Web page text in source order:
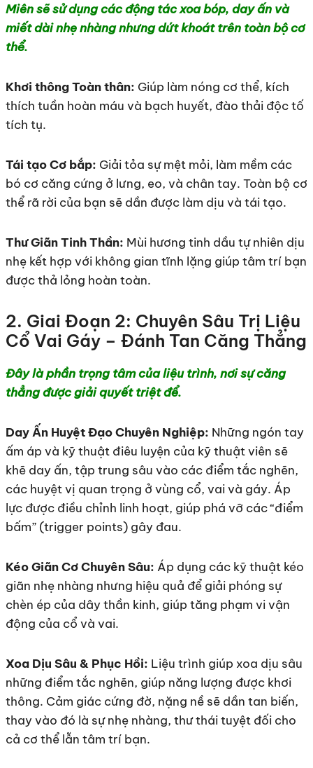
Miên sẽ sử dụng các động tác xoa bóp, day ấn và
miết dài nhẹ nhàng nhưng dứt khoát trên toàn bộ cơ
thể.
Khơi thông Toàn thân: Giúp làm nóng cơ thể, kích
thích tuần hoàn máu và bạch huyết, đào thải độc tố
tích tụ.
Tái tạo Cơ bắp: Giải tỏa sự mệt mỏi, làm mềm các
bó cơ căng cứng ở lưng, eo, và chân tay. Toàn bộ cơ
thể rã rời của bạn sẽ dần được làm dịu và tái tạo.
Thư Giãn Tinh Thần: Mùi hương tinh dầu tự nhiên dịu
nhẹ kết hợp với không gian tĩnh lặng giúp tâm trí bạn
được thả lỏng hoàn toàn.
2. Giai Đoạn 2: Chuyên Sâu Trị Liệu
Cổ Vai Gáy – Đánh Tan Căng Thẳng
Đây là phần trọng tâm của liệu trình, nơi sự căng
thẳng được giải quyết triệt để.
Day Ấn Huyệt Đạo Chuyên Nghiệp: Những ngón tay
ấm áp và kỹ thuật điêu luyện của kỹ thuật viên sẽ
khẽ day ấn, tập trung sâu vào các điểm tắc nghẽn,
các huyệt vị quan trọng ở vùng cổ, vai và gáy. Áp
lực được điều chỉnh linh hoạt, giúp phá vỡ các “điểm
bấm” (trigger points) gây đau.
Kéo Giãn Cơ Chuyên Sâu: Áp dụng các kỹ thuật kéo
giãn nhẹ nhàng nhưng hiệu quả để giải phóng sự
chèn ép của dây thần kinh, giúp tăng phạm vi vận
động của cổ và vai.
Xoa Dịu Sâu & Phục Hồi: Liệu trình giúp xoa dịu sâu
những điểm tắc nghẽn, giúp năng lượng được khơi
thông. Cảm giác cứng đờ, nặng nề sẽ dần tan biến,
thay vào đó là sự nhẹ nhàng, thư thái tuyệt đối cho
cả cơ thể lẫn tâm trí bạn.